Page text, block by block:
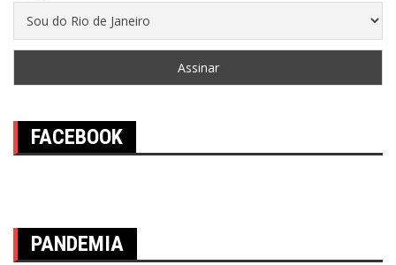
FACEBOOK
PANDEMIA